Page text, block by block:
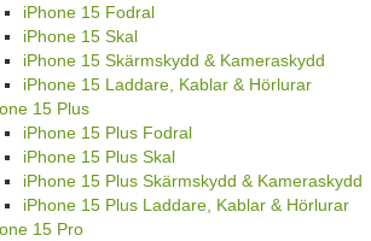
iPhone 15 Fodral
iPhone 15 Skal
iPhone 15 Skärmskydd & Kameraskydd
iPhone 15 Laddare, Kablar & Hörlurar
15 Plus
iPhone 15 Plus Fodral
iPhone 15 Plus Skal
iPhone 15 Plus Skärmskydd & Kameraskydd
iPhone 15 Plus Laddare, Kablar & Hörlurar
15 Pro